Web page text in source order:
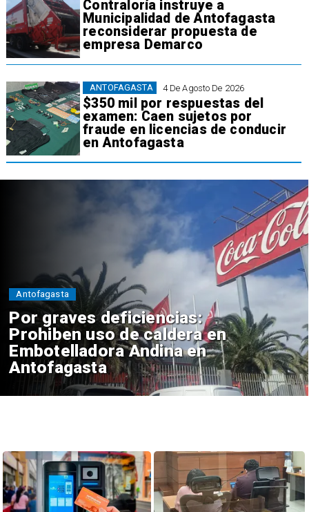
Contraloría instruye a
Municipalidad de Antofagasta
reconsiderar propuesta de
empresa Demarco
4 De Agosto De 2026
$350 mil por respuestas del
examen: Caen sujetos por
fraude en licencias de conducir
en Antofagasta
ANTOFAGASTA
Por graves deficiencias:
Prohiben uso de caldera en
Embotelladora Andina en
Antofagasta
Antofagasta